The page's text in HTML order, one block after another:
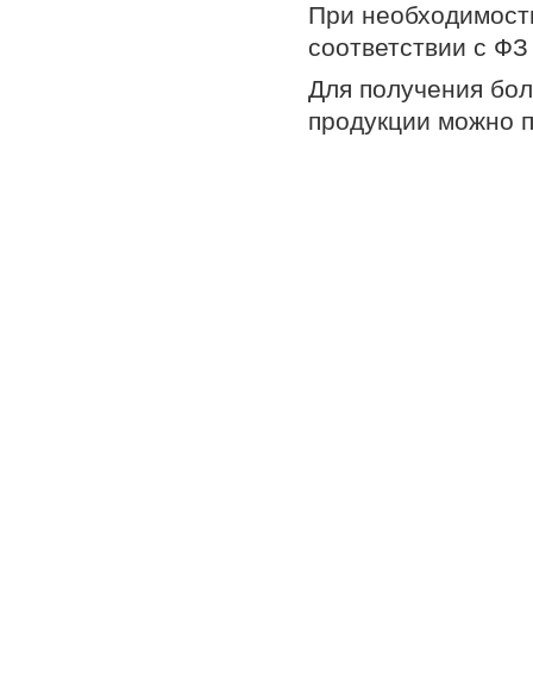
При
соответствии с
Для получения
продукции можно